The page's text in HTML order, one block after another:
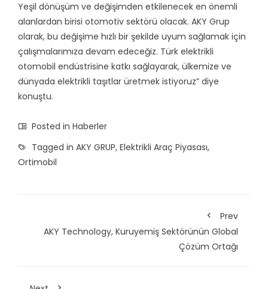
Yeşil dönüşüm ve değişimden etkilenecek en önemli
alanlardan birisi otomotiv sektörü olacak. AKY Grup
olarak, bu değişime hızlı bir şekilde uyum sağlamak için
çalışmalarımıza devam edeceğiz. Türk elektrikli
otomobil endüstrisine katkı sağlayarak, ülkemize ve
dünyada elektrikli taşıtlar üretmek istiyoruz” diye
konuştu.
Posted in Haberler
Tagged in AKY GRUP, Elektrikli Araç Piyasası,
Ortimobil
Prev
AKY Technology, Kuruyemiş Sektörünün Global
Çözüm Ortağı